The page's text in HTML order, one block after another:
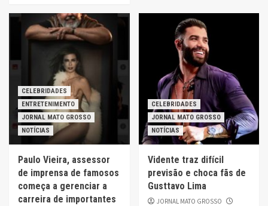
CELEBRIDADES
ENTRETENIMENTO
JORNAL MATO GROSSO
NOTÍCIAS
Paulo Vieira, assessor
de imprensa de famosos
começa a gerenciar a
carreira de importantes
CELEBRIDADES
JORNAL MATO GROSSO
NOTÍCIAS
Vidente traz difícil
previsão e choca fãs de
Gusttavo Lima
JORNAL MATO GROSSO